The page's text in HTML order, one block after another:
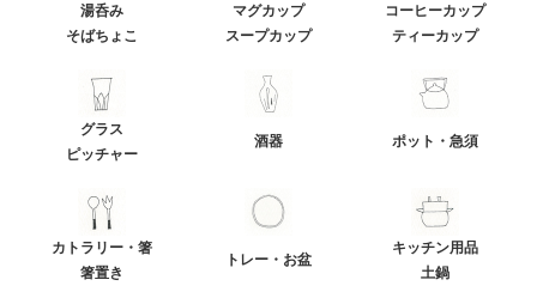
湯呑み
そばちょこ
マグカップ
スープカップ
コーヒーカップ
ティーカップ
グラス
ピッチャー
酒器 ポット・急須
カトラリー・箸
箸置き
トレー・お盆
キッチン用品
土鍋